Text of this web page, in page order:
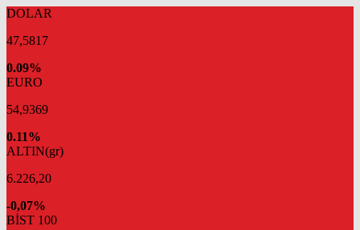
DOLAR
47,5817
0.09%
EURO
54,9369
0.11%
ALTIN(gr)
6.226,20
-0,07%
BİST 100